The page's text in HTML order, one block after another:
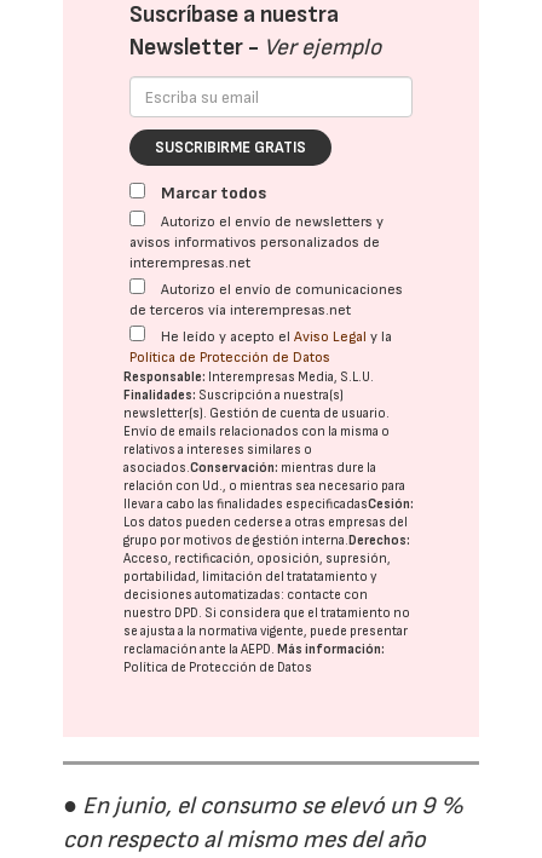
Suscríbase a nuestra
Newsletter - Ver ejemplo
SUSCRIBIRME GRATIS
Marcar todos
Autorizo el envío de newsletters y
avisos informativos personalizados de
interempresas.net
Autorizo el envío de comunicaciones
de terceros vía interempresas.net
He leído y acepto elAviso Legal y la
Política de Protección de Datos
Responsable: Interempresas Media, S.L.U.
Finalidades: Suscripción a nuestra(s)
newsletter(s). Gestión de cuenta de usuario.
Envío de emails relacionados con la misma o
relativos a intereses similares o
asociados.Conservación: mientras dure la
relación con Ud., o mientras sea necesario para
llevar a cabo las finalidades especificadasCesión:
Los datos pueden cederse a otras empresas del
grupo por motivos de gestión interna. Derechos:
Acceso, rectificación, oposición, supresión,
portabilidad, limitación del tratatamiento y
decisiones automatizadas: contacte con
nuestro DPD. Si considera que el tratamiento no
se ajusta a la normativa vigente, puede presentar
reclamación ante laAEPD. Más información:
Política de Protección de Datos
● En junio, el consumo se elevó un 9 %
con respecto al mismo mes del año